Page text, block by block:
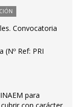
Convocatoria
(Nº Ref: PRI
para